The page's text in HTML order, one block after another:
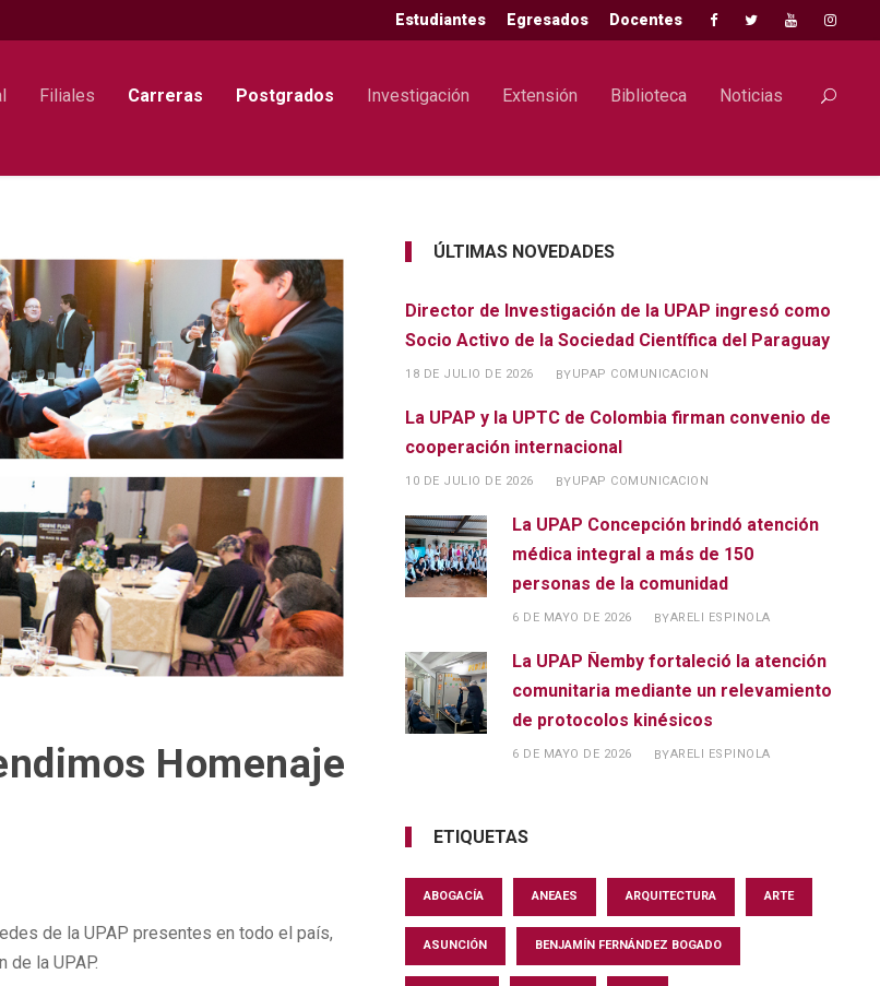
Estudiantes Egresados Docentes
Filiales Carreras Postgrados Investigación Extensión Biblioteca Noticias
Homenaje
de la UPAP presentes en todo el país,
de la UPAP.
ÚLTIMAS NOVEDADES
Director de Investigación de la UPAP ingresó como
Socio Activo de la Sociedad Científica del Paraguay
18 DE JULIO DE 2026 BYUPAP COMUNICACION
La UPAP y la UPTC de Colombia firman convenio de
cooperación internacional
10 DE JULIO DE 2026 BYUPAP COMUNICACION
La UPAP Concepción brindó atención
médica integral a más de 150
personas de la comunidad
6 DE MAYO DE 2026 BYARELI ESPINOLA
La UPAP Ñemby fortaleció la atención
comunitaria mediante un relevamiento
de protocolos kinésicos
6 DE MAYO DE 2026 BYARELI ESPINOLA
ETIQUETAS
ABOGACÍA ANEAES ARQUITECTURA ARTE
ASUNCIÓN BENJAMÍN FERNÁNDEZ BOGADO